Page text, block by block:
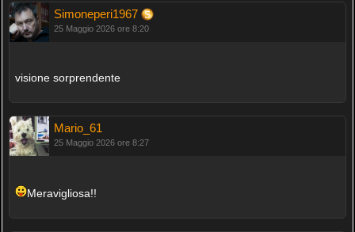
Simoneperi1967
25 Maggio 2026 ore 8:20
visione sorprendente
Mario_61
25 Maggio 2026 ore 8:27
Meravigliosa!!